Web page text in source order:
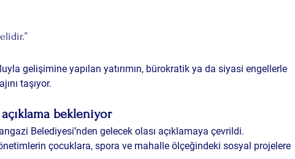
gelişimine yapılan yatırımın, bürokratik ya da siyasi engellerle
taşıyor.
bekleniyor
Belediyesi’nden gelecek olası açıklamaya çevrildi.
çocuklara, spora ve mahalle ölçeğindeki sosyal projelere